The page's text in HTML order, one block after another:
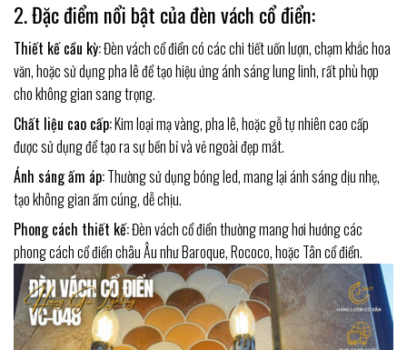
2. Đặc điểm nổi bật của đèn vách cổ điển:
Thiết kế cầu kỳ:Đèn vách cổ điển có các chi tiết uốn lượn, chạm khắc hoa
văn, hoặc sử dụng pha lê để tạo hiệu ứng ánh sáng lung linh, rất phù hợp
cho không gian sang trọng.
Chất liệu cao cấp:Kim loại mạ vàng, pha lê, hoặc gỗ tự nhiên cao cấp
được sử dụng để tạo ra sự bền bỉ và vẻ ngoài đẹp mắt.
Ánh sáng ấm áp:Thường sử dụng bóng led, mang lại ánh sáng dịu nhẹ,
tạo không gian ấm cúng, dễ chịu.
Phong cách thiết kế:Đèn vách cổ điển thường mang hơi hướng các
phong cách cổ điển châu Âu như Baroque, Rococo, hoặc Tân cổ điển.